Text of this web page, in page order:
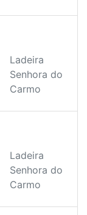
Ladeira
Senhora do
Carmo
Ladeira
Senhora do
Carmo